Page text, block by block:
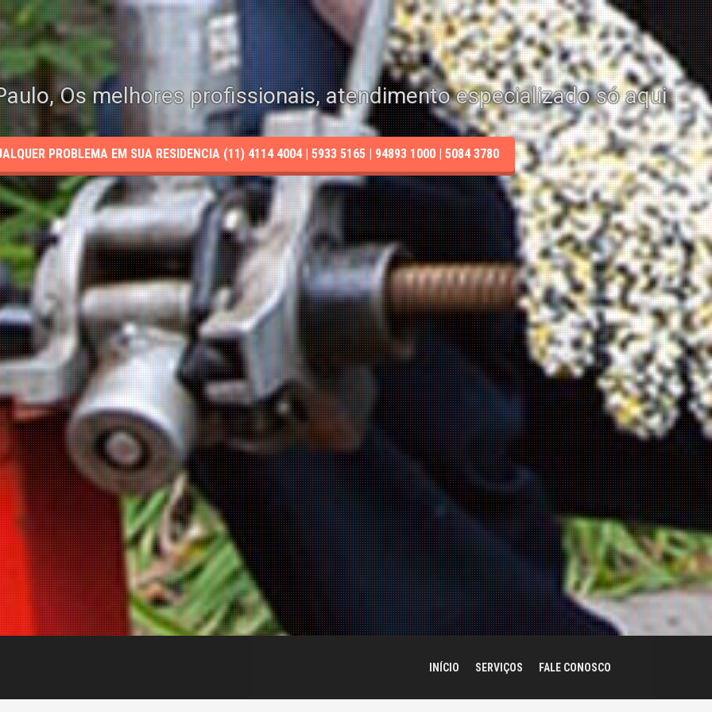
Os melhores profissionais, atendimento especializado só aqui
PROBLEMA EM SUA RESIDENCIA (11) 4114 4004 | 5933 5165 | 94893 1000 | 5084 3780
INÍCIO SERVIÇOS FALE CONOSCO